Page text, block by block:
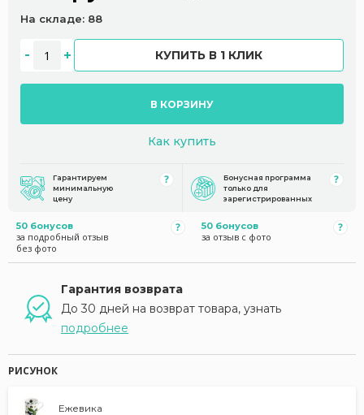
На складе: 88
КУПИТЬ В 1 КЛИК
В КОРЗИНУ
Как купить
Гарантируем
минимальную
цену
Бонусная программа
только для
зарегистрированных
50 бонусов
за подробный отзыв
без фото
50 бонусов
за отзыв с фото
Гарантия возврата
До 30 дней на возврат товара, узнать
подробнее
РИСУНОК
Ежевика